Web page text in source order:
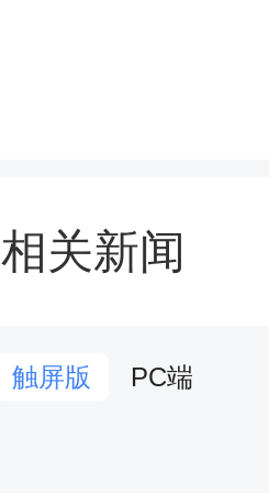
相关新闻
触屏版 PC端